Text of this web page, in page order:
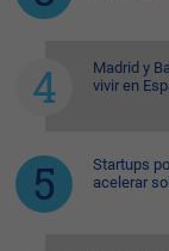
Madrid y
vivir en
Startups
acelerar